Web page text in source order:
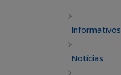
Informativos
Notícias